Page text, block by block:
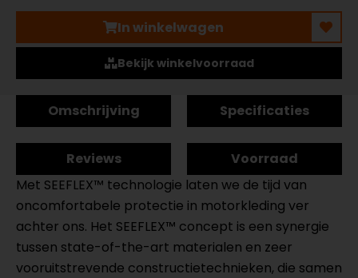
In winkelwagen
Bekijk winkelvoorraad
Omschrijving Specificaties
Reviews
Voorraad
Met SEEFLEX™ technologie laten we de tijd van
oncomfortabele protectie in motorkleding ver
achter ons. Het SEEFLEX™ concept is een synergie
tussen state-of-the-art materialen en zeer
vooruitstrevende constructietechnieken, die samen